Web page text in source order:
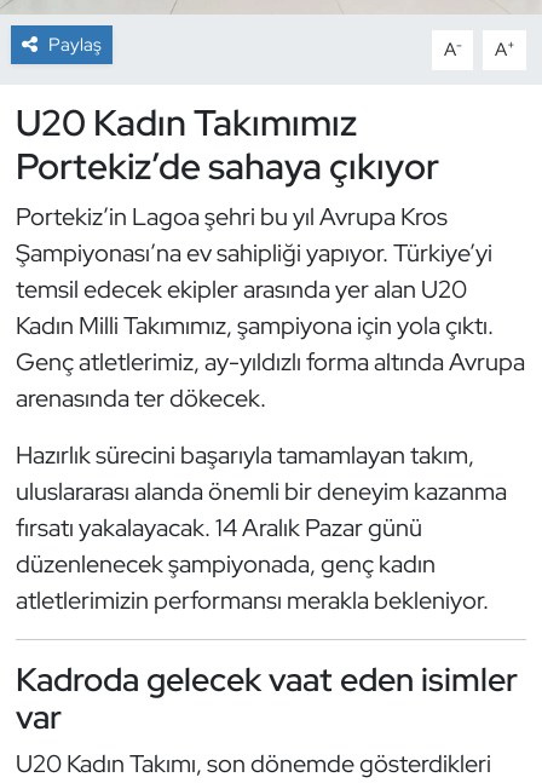
Paylaş A- A+
U20 Kadın Takımımız
Portekiz’de sahaya çıkıyor
Portekiz’in Lagoa şehri bu yıl Avrupa Kros
Şampiyonası’na ev sahipliği yapıyor. Türkiye’yi
temsil edecek ekipler arasında yer alan U20
Kadın Milli Takımımız, şampiyona için yola çıktı.
Genç atletlerimiz, ay-yıldızlı forma altında Avrupa
arenasında ter dökecek.
Hazırlık sürecini başarıyla tamamlayan takım,
uluslararası alanda önemli bir deneyim kazanma
fırsatı yakalayacak. 14 Aralık Pazar günü
düzenlenecek şampiyonada, genç kadın
atletlerimizin performansı merakla bekleniyor.
Kadroda gelecek vaat eden isimler
var
U20 Kadın Takımı, son dönemde gösterdikleri
Dağcılık
Dövüş Sanatı
E-Spor
Eskrim
Futbol
Futsal
Genel
Golf
Güreş
Halter
Hava Sporları
Hentbol